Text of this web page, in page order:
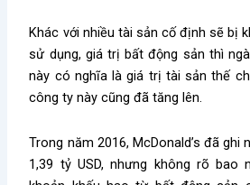
Khác với nhiều tài sản cố định sẽ bị
sử dụng, giá trị bất động sản thì
này có nghĩa là giá trị tài sản thế
công ty này cũng đã tăng lên.
Trong năm 2016, McDonald’s đã ghi
1,39 tỷ USD, nhưng không rõ bao